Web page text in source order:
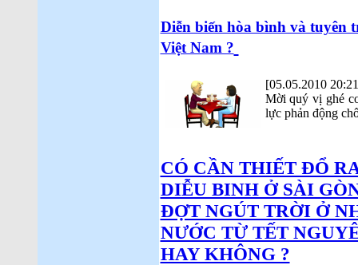
Diễn biến hòa bình và tuyên
Việt Nam ?
[05.05.2010
Mời quý vị ghé
lực phản động
CÓ CẦN THIẾT ĐỔ
DIỄU BINH Ở SÀI
ĐỢT NGÚT TRỜI Ở
NƯỚC TỪ TẾT
HAY KHÔNG ?